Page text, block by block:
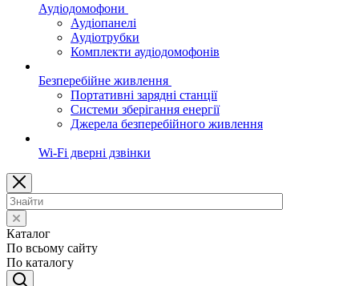
Аудіодомофони
Аудіопанелі
Аудіотрубки
Комплекти аудіодомофонів
Безперебійне живлення
Портативні зарядні станції
Системи зберігання енергії
Джерела безперебійного живлення
Wi-Fi дверні дзвінки
Каталог
По всьому сайту
По каталогу